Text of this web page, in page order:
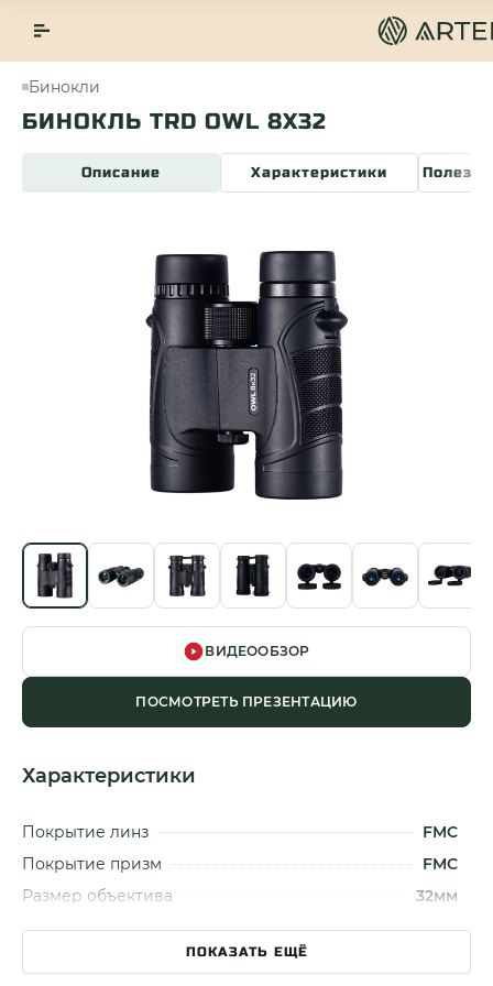
Бинокли
БИНОКЛЬ TRD OWL 8X32
Описание Характеристики
ВИДЕООБЗОР
ПОСМОТРЕТЬ ПРЕЗЕНТАЦИЮ
Характеристики
Покрытие линз
FMC
Покрытие призм
FMC
Размер объектива
32мм
Увеличение
8x
Сумеречный факторПОКАЗАТЬ ЕЩЁ